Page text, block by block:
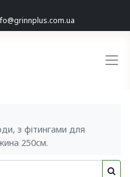
з фітингами для
250см.